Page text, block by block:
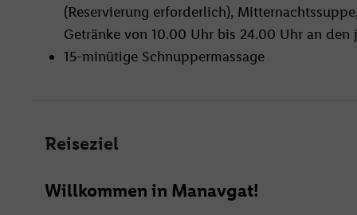
(Reservierung erforderlich),
Getränke von 10.00 Uhr bis 24.00 Uhr an den
15-minütige Schnuppermassage
Reiseziel
Willkommen in Manavgat!